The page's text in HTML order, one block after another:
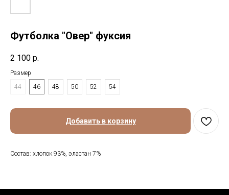
Футболка "Овер" фуксия
2 100 р.
Размер
44
46 48 50 52 54
Добавить в корзину
Состав: хлопок 93%, эластан 7%